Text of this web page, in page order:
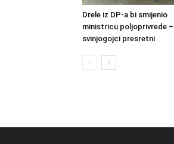
Drele iz DP-a bi smijenio
ministricu poljoprivrede –
svinjogojci presretni